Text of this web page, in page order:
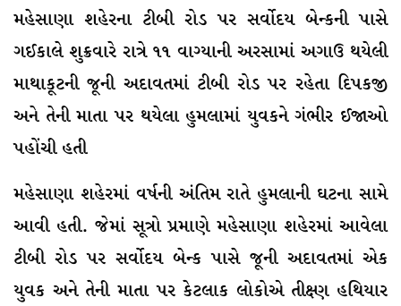
મહેસાણા શહેરના ટીબી રોડ પર સર્વોદય બેન્કની પાસે
ગઈકાલે શુક્રવારે રાત્રે ૧૧ વાગ્યાની અરસામાં અગાઉ થયેલી
માથાકૂટની જૂની અદાવતમાં ટીબી રોડ પર રહેતા દિપકજી
અને તેની માતા પર થયેલા હુમલામાં યુવકને ગંભીર ઈજાઓ
પહોંચી હતી
મહેસાણા શહેરમાં વર્ષની અંતિમ રાતે હુમલાની ઘટના સામે
આવી હતી. જેમાં સૂત્રો પ્રમાણે મહેસાણા શહેરમાં આવેલા
ટીબી રોડ પર સર્વોદય બેન્ક પાસે જૂની અદાવતમાં એક
યુવક અને તેની માતા પર કેટલાક લોકોએ તીક્ષ્ણ હથિયાર